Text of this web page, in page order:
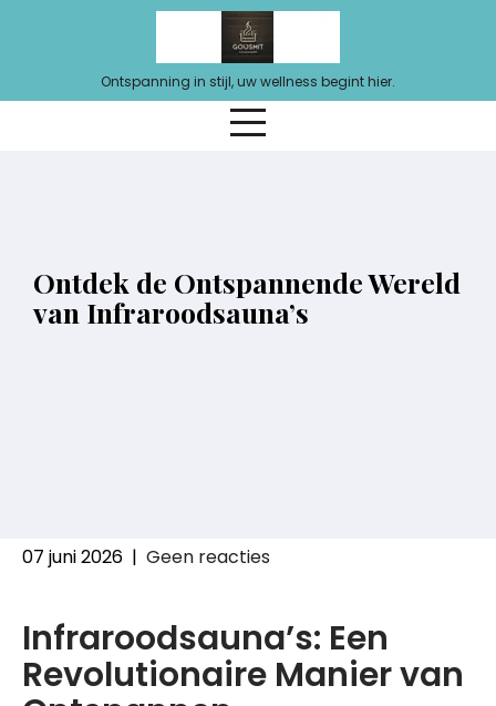
Ontspanning in stijl, uw wellness begint hier.
Ontdek de Ontspannende Wereld
van Infraroodsauna’s
07 juni 2026 | Geen reacties
Infraroodsauna’s: Een
Revolutionaire Manier van